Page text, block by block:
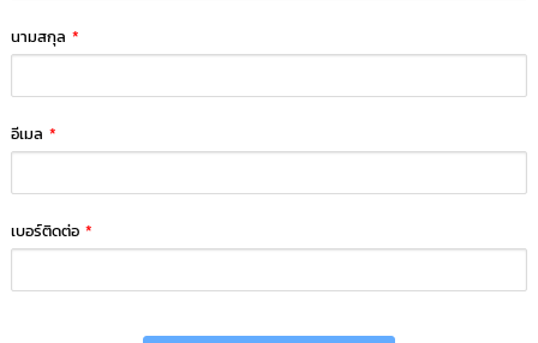
นามสกุล*
อีเมล*
เบอร์ติดต่อ*